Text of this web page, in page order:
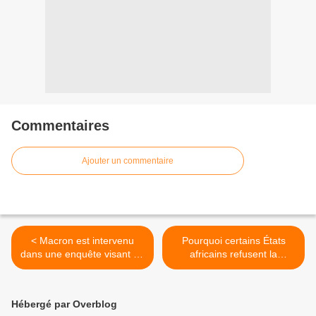
Commentaires
Ajouter un commentaire
< Macron est intervenu
dans une enquête visant un
très proche
Pourquoi certains États
africains refusent la
suspension ou l’annulation
Hébergé par Overblog